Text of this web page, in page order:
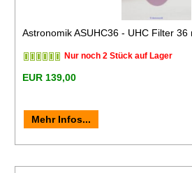
Astronomik ASUHC36 - UHC Filter
Nur noch 2 Stück auf Lager
EUR 139,00
Mehr Infos...